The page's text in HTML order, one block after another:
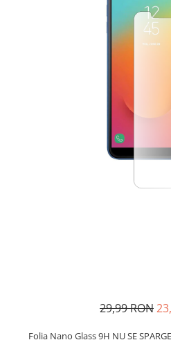
29,99 RON
Folia Nano Glass 9H NU SE